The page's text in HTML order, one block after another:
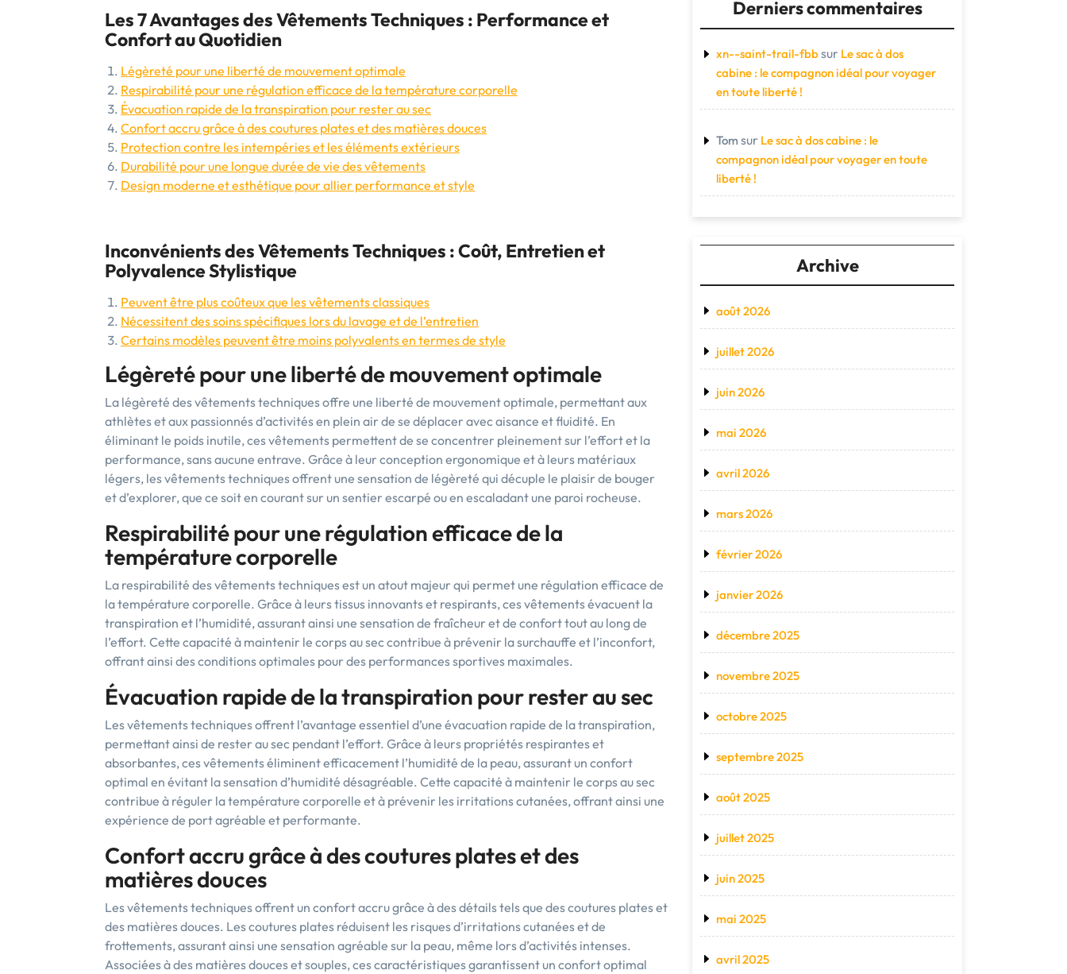
Les 7 Avantages des Vêtements Techniques : Performance et
Confort au Quotidien
Légèreté pour une liberté de mouvement optimale
Respirabilité pour une régulation efficace de la température corporelle
Évacuation rapide de la transpiration pour rester au sec
Confort accru grâce à des coutures plates et des matières douces
Protection contre les intempéries et les éléments extérieurs
Durabilité pour une longue durée de vie des vêtements
Design moderne et esthétique pour allier performance et style
Inconvénients des Vêtements Techniques : Coût, Entretien et
Polyvalence Stylistique
Peuvent être plus coûteux que les vêtements classiques
Nécessitent des soins spécifiques lors du lavage et de l’entretien
Certains modèles peuvent être moins polyvalents en termes de style
Légèreté pour une liberté de mouvement optimale
La légèreté des vêtements techniques offre une liberté de mouvement optimale, permettant aux
athlètes et aux passionnés d’activités en plein air de se déplacer avec aisance et fluidité. En
éliminant le poids inutile, ces vêtements permettent de se concentrer pleinement sur l’effort et la
performance, sans aucune entrave. Grâce à leur conception ergonomique et à leurs matériaux
légers, les vêtements techniques offrent une sensation de légèreté qui décuple le plaisir de bouger
et d’explorer, que ce soit en courant sur un sentier escarpé ou en escaladant une paroi rocheuse.
Respirabilité pour une régulation efficace de la
température corporelle
La respirabilité des vêtements techniques est un atout majeur qui permet une régulation efficace de
la température corporelle. Grâce à leurs tissus innovants et respirants, ces vêtements évacuent la
transpiration et l’humidité, assurant ainsi une sensation de fraîcheur et de confort tout au long de
l’effort. Cette capacité à maintenir le corps au sec contribue à prévenir la surchauffe et l’inconfort,
offrant ainsi des conditions optimales pour des performances sportives maximales.
Évacuation rapide de la transpiration pour rester au sec
Les vêtements techniques offrent l’avantage essentiel d’une évacuation rapide de la transpiration,
permettant ainsi de rester au sec pendant l’effort. Grâce à leurs propriétés respirantes et
absorbantes, ces vêtements éliminent efficacement l’humidité de la peau, assurant un confort
optimal en évitant la sensation d’humidité désagréable. Cette capacité à maintenir le corps au sec
contribue à réguler la température corporelle et à prévenir les irritations cutanées, offrant ainsi une
expérience de port agréable et performante.
Confort accru grâce à des coutures plates et des
matières douces
Les vêtements techniques offrent un confort accru grâce à des détails tels que des coutures plates et
des matières douces. Les coutures plates réduisent les risques d’irritations cutanées et de
frottements, assurant ainsi une sensation agréable sur la peau, même lors d’activités intenses.
Associées à des matières douces et souples, ces caractéristiques garantissent un confort optimal
Derniers commentaires
xn--saint-trail-fbbsur Le sac à dos
cabine : le compagnon idéal pour voyager
en toute liberté !
Tom sur Le sac à dos cabine : le
compagnon idéal pour voyager en toute
liberté !
Archive
août 2026
juillet 2026
juin 2026
mai 2026
avril 2026
mars 2026
février 2026
janvier 2026
décembre 2025
novembre 2025
octobre 2025
septembre 2025
août 2025
juillet 2025
juin 2025
mai 2025
avril 2025